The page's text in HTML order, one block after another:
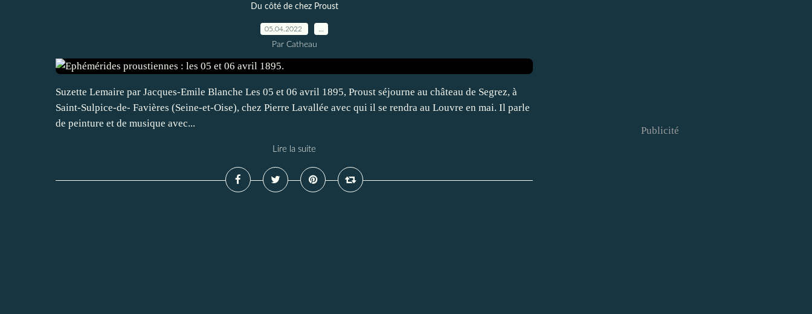
Du côté de chez Proust
05.04.2022
Par Catheau
Suzette Lemaire par Jacques-Emile Blanche Les 05 et 06 avril 1895, Proust séjourne au château de Segrez, à
Saint-Sulpice-de- Favières (Seine-et-Oise), chez Pierre Lavallée avec qui il se rendra au Louvre en mai. Il parle
de peinture et de musique avec...
Lire la suite
Publicité